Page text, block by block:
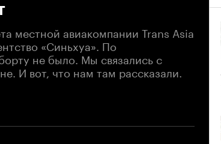
местной авиакомпании Trans Asia
«Синьхуа». По
не было. Мы связались с
И вот, что нам там рассказали.